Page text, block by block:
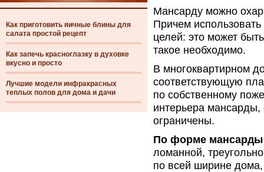
Как приготовить яичные блины для
салата простой рецепт
Как запечь красноглазку в духовке
вкусно и просто
Лучшие модели инфракрасных
теплых полов для дома и дачи
Мансарду можно
Причем
целей: это может
такое необходимо.
В многоквартирном
соответствующую
по собственному
интерьера мансарды,
ограничены.
По форме мансарды
ломанной,
по всей ширине дома,